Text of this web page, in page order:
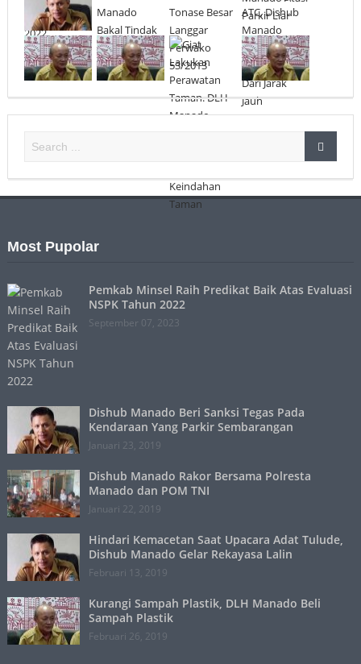
Most Pupolar
Pemkab Minsel Raih Predikat Baik Atas Evaluasi
NSPK Tahun 2022
September 07, 2023
Dishub Manado Beri Sanksi Tegas Pada
Kendaraan Yang Parkir Sembarangan
Januari 23, 2019
Dishub Manado Rakor Bersama Polresta
Manado dan POM TNI
Januari 22, 2019
Hindari Kemacetan Saat Upacara Adat Tulude,
Dishub Manado Gelar Rekayasa Lalin
Februari 13, 2019
Kurangi Sampah Plastik, DLH Manado Beli
Sampah Plastik
Februari 26, 2019